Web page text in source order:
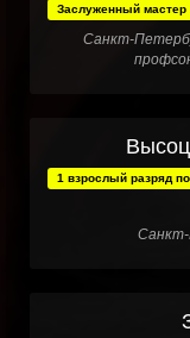
Заслуженный
Санкт-
1 взрослый разряд
Санкт-